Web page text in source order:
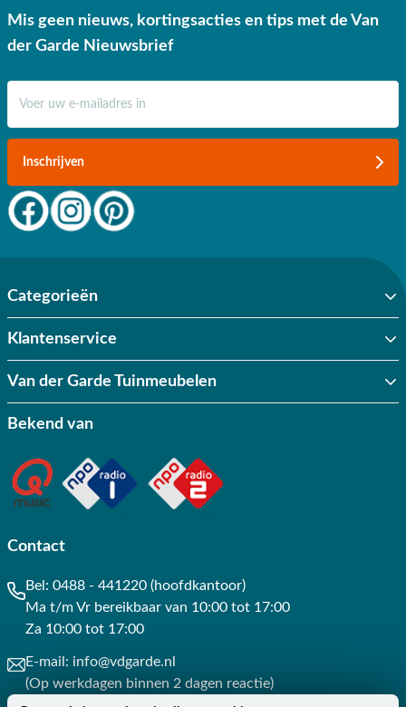
Mis geen nieuws, kortingsacties en tips met de Van
der Garde Nieuwsbrief
Inschrijven
Categorieën
Klantenservice
Van der Garde Tuinmeubelen
Bekend van
Contact
Bel: 0488 - 441220 (hoofdkantoor)
Ma t/m Vr bereikbaar van 10:00 tot 17:00
Za 10:00 tot 17:00
E-mail: info@vdgarde.nl
(Op werkdagen binnen 2 dagen reactie)